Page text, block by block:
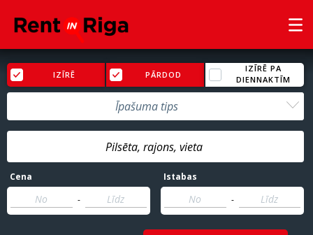
IZĪRĒ PĀRDOD
IZĪRĒ PA
DIENNAKTĪM
Īpašuma tips
Cena
-
Istabas
-